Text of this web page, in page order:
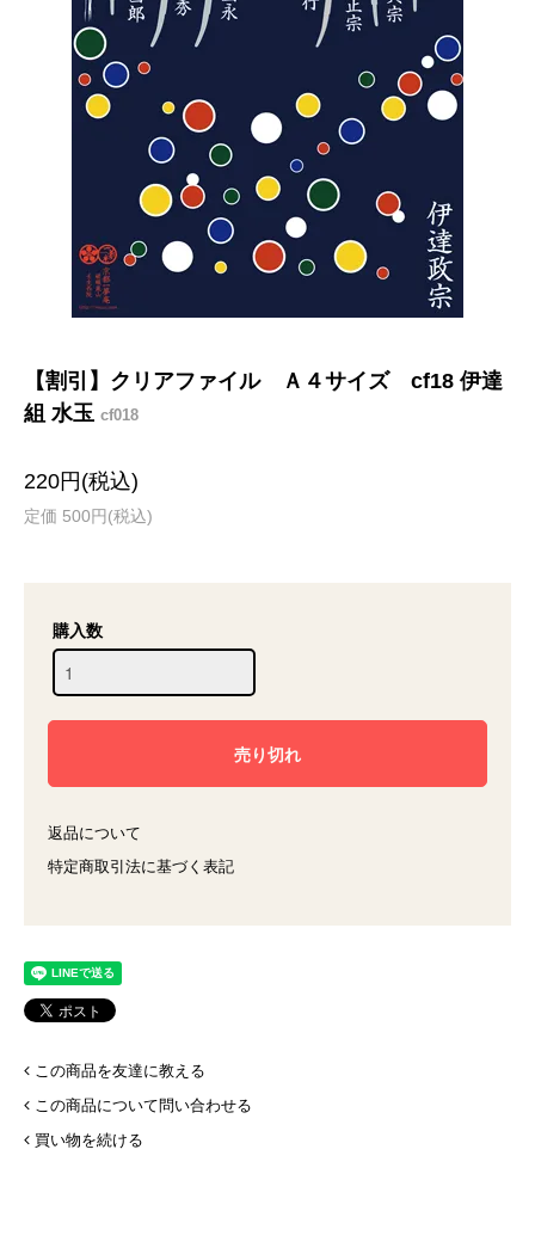
【割引】クリアファイル Ａ４サイズ cf18 伊達
組 水玉 cf018
220円(税込)
定価 500円(税込)
購入数
返品について
特定商取引法に基づく表記
この商品を友達に教える
この商品について問い合わせる
買い物を続ける